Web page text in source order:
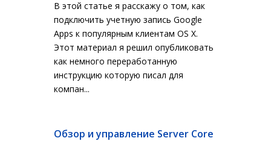
В этой статье я расскажу о том, как
подключить учетную запись Google
Apps к популярным клиентам OS X.
Этот материал я решил опубликовать
как немного переработанную
инструкцию которую писал для
компан...
Обзор и управление Server Core